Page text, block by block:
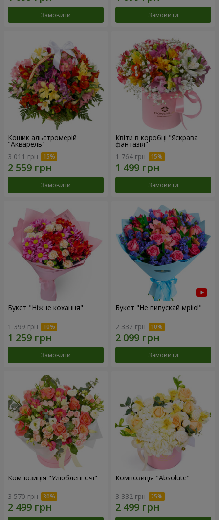
Замовити Замовити
Кошик альстромерій
"Акварель"
3 011 грн
Замовити
Квіти в коробці "Яскрава
фантазія"
1 764 грн
Замовити
Букет "Ніжне кохання"
1 399 грн
Замовити
Букет "Не випускай мрію!"
2 332 грн
Замовити
Композиція "Улюблені очі"
3 570 грн
Композиція "Absolute"
3 332 грн